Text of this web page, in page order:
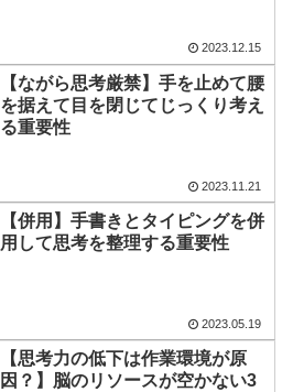
2023.12.15
【ながら思考厳禁】手を止めて腰
を据えて目を閉じてじっくり考え
る重要性
2023.11.21
【併用】手書きとタイピングを併
用して思考を整理する重要性
2023.05.19
【思考力の低下は作業環境が原
因？】脳のリソースが空かない3